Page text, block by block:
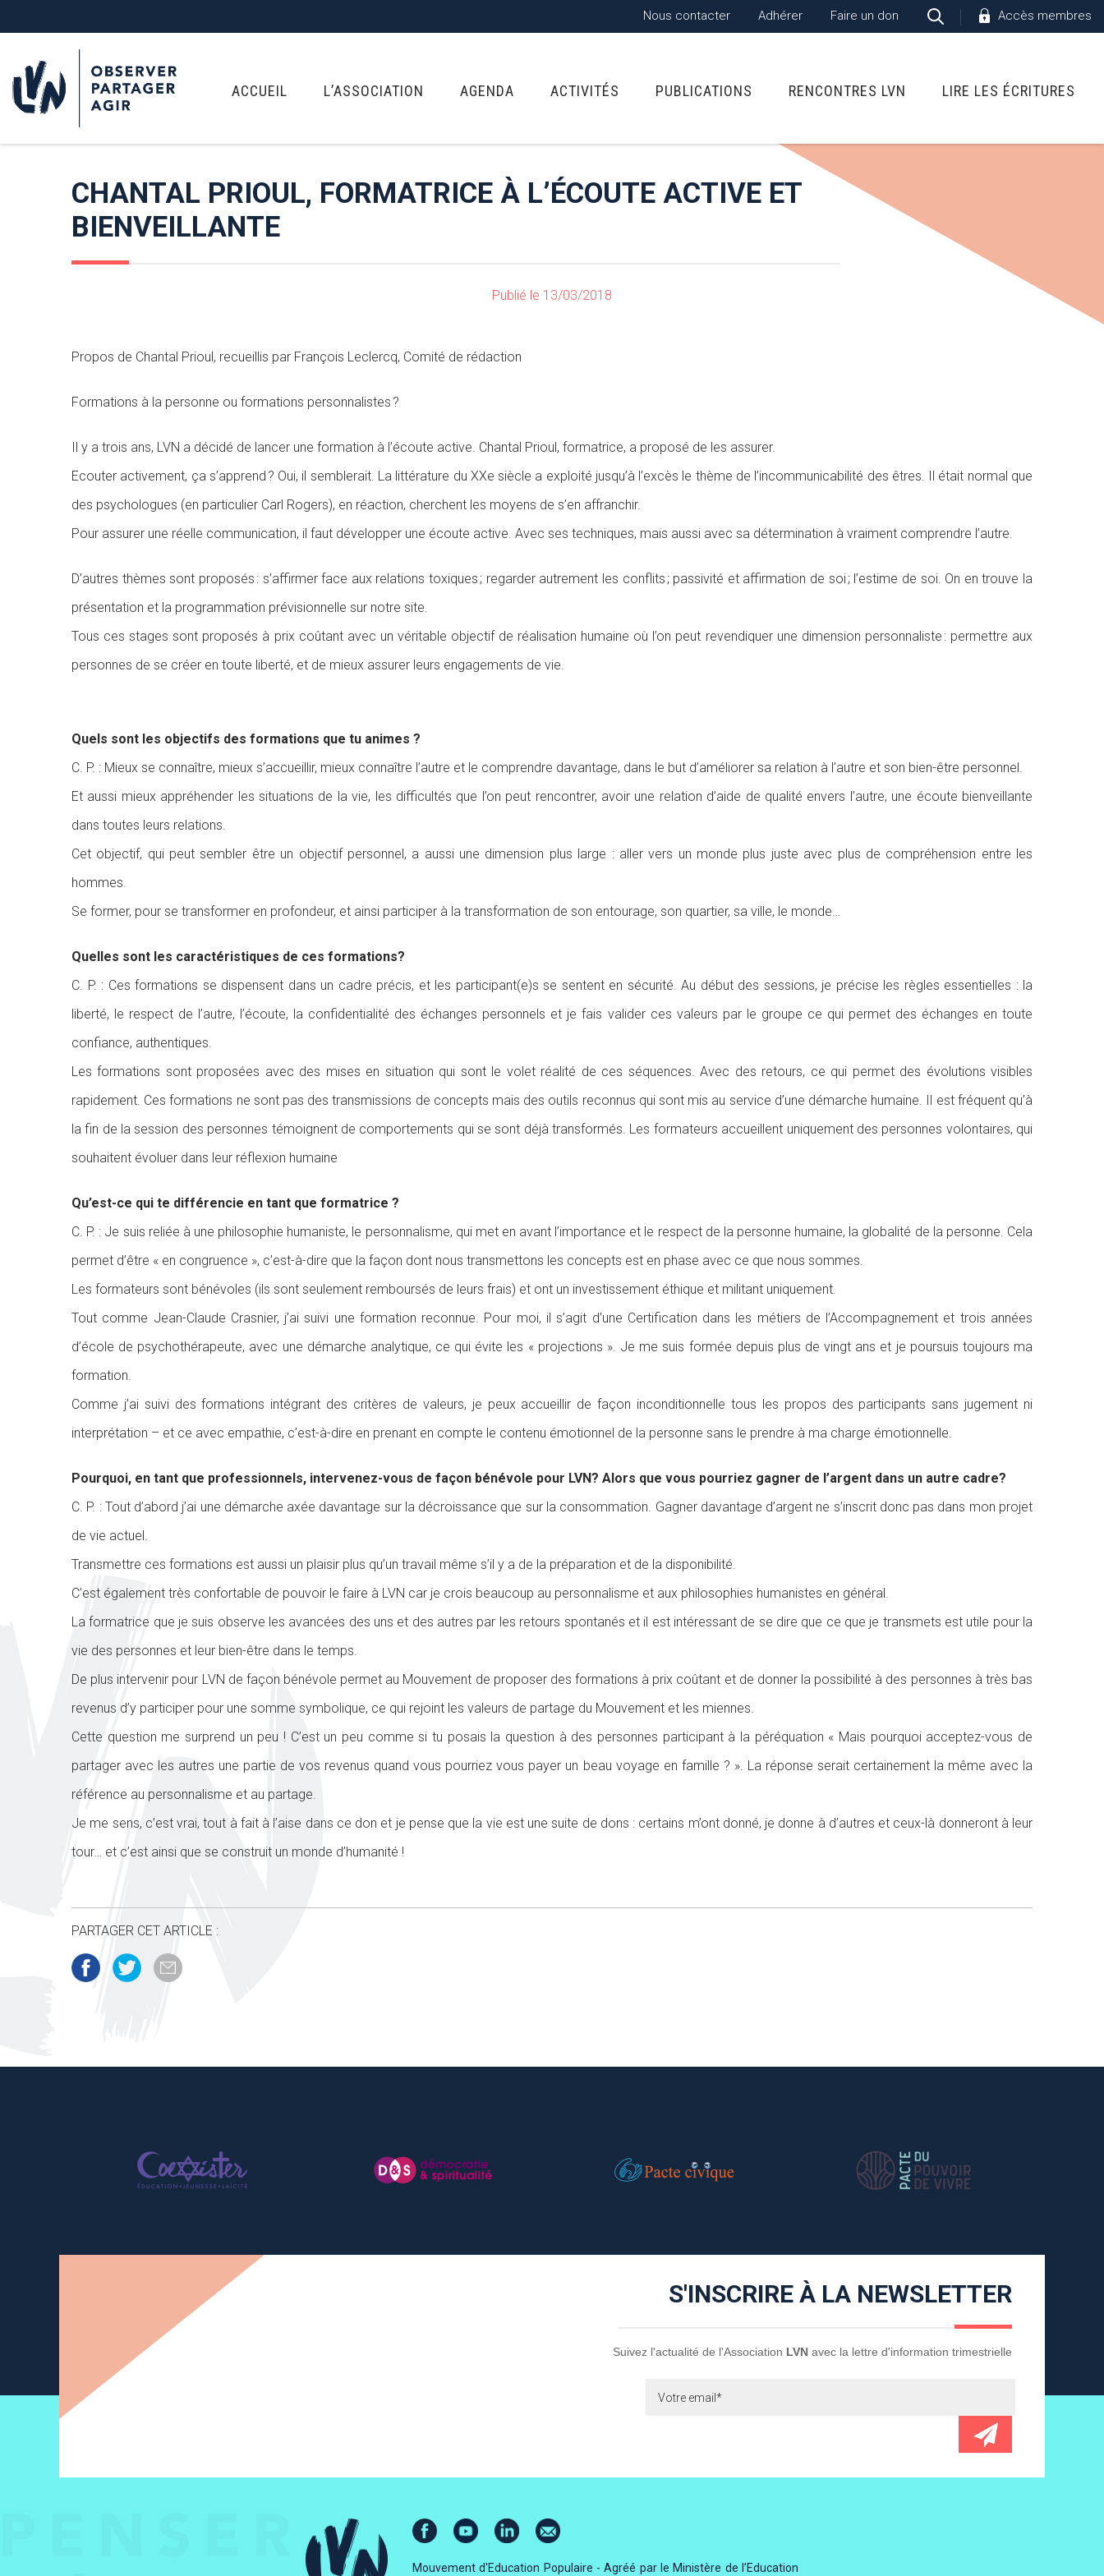
Nous contacter Adhérer Faire un don Accès membres
ACCUEIL L’ASSOCIATION AGENDA ACTIVITÉS PUBLICATIONS RENCONTRES LVN LIRE LES ÉCRITURES
CHANTAL PRIOUL, FORMATRICE À L’ÉCOUTE ACTIVE ET
BIENVEILLANTE
Publié le 13/03/2018
Propos de Chantal Prioul, recueillis par François Leclercq, Comité de rédaction
Formations à la personne ou formations personnalistes ?
Il y a trois ans, LVN a décidé de lancer une formation à l’écoute active. Chantal Prioul, formatrice, a proposé de les assurer.
Ecouter activement, ça s’apprend ? Oui, il semblerait. La littérature du XXe siècle a exploité jusqu’à l’excès le thème de l’incommunicabilité des êtres. Il était normal que
des psychologues (en particulier Carl Rogers), en réaction, cherchent les moyens de s’en affranchir.
Pour assurer une réelle communication, il faut développer une écoute active. Avec ses techniques, mais aussi avec sa détermination à vraiment comprendre l’autre.
D’autres thèmes sont proposés : s’affirmer face aux relations toxiques ; regarder autrement les conflits ; passivité et affirmation de soi ; l’estime de soi. On en trouve la
présentation et la programmation prévisionnelle sur notre site.
Tous ces stages sont proposés à prix coûtant avec un véritable objectif de réalisation humaine où l’on peut revendiquer une dimension personnaliste : permettre aux
personnes de se créer en toute liberté, et de mieux assurer leurs engagements de vie.
Quels sont les objectifs des formations que tu animes ?
C. P. : Mieux se connaître, mieux s’accueillir, mieux connaître l’autre et le comprendre davantage, dans le but d’améliorer sa relation à l’autre et son bien-être personnel.
Et aussi mieux appréhender les situations de la vie, les difficultés que l’on peut rencontrer, avoir une relation d’aide de qualité envers l’autre, une écoute bienveillante
dans toutes leurs relations.
Cet objectif, qui peut sembler être un objectif personnel, a aussi une dimension plus large : aller vers un monde plus juste avec plus de compréhension entre les
hommes.
Se former, pour se transformer en profondeur, et ainsi participer à la transformation de son entourage, son quartier, sa ville, le monde…
Quelles sont les caractéristiques de ces formations?
C. P. : Ces formations se dispensent dans un cadre précis, et les participant(e)s se sentent en sécurité. Au début des sessions, je précise les règles essentielles : la
liberté, le respect de l’autre, l’écoute, la confidentialité des échanges personnels et je fais valider ces valeurs par le groupe ce qui permet des échanges en toute
confiance, authentiques.
Les formations sont proposées avec des mises en situation qui sont le volet réalité de ces séquences. Avec des retours, ce qui permet des évolutions visibles
rapidement. Ces formations ne sont pas des transmissions de concepts mais des outils reconnus qui sont mis au service d’une démarche humaine. Il est fréquent qu’à
la fin de la session des personnes témoignent de comportements qui se sont déjà transformés. Les formateurs accueillent uniquement des personnes volontaires, qui
souhaitent évoluer dans leur réflexion humaine
Qu’est-ce qui te différencie en tant que formatrice ?
C. P. : Je suis reliée à une philosophie humaniste, le personnalisme, qui met en avant l’importance et le respect de la personne humaine, la globalité de la personne. Cela
permet d’être « en congruence », c’est-à-dire que la façon dont nous transmettons les concepts est en phase avec ce que nous sommes.
Les formateurs sont bénévoles (ils sont seulement remboursés de leurs frais) et ont un investissement éthique et militant uniquement.
Tout comme Jean-Claude Crasnier, j’ai suivi une formation reconnue. Pour moi, il s’agit d’une Certification dans les métiers de l’Accompagnement et trois années
d’école de psychothérapeute, avec une démarche analytique, ce qui évite les « projections ». Je me suis formée depuis plus de vingt ans et je poursuis toujours ma
formation.
Comme j’ai suivi des formations intégrant des critères de valeurs, je peux accueillir de façon inconditionnelle tous les propos des participants sans jugement ni
interprétation – et ce avec empathie, c’est-à-dire en prenant en compte le contenu émotionnel de la personne sans le prendre à ma charge émotionnelle.
Pourquoi, en tant que professionnels, intervenez-vous de façon bénévole pour LVN? Alors que vous pourriez gagner de l’argent dans un autre cadre?
C. P. : Tout d’abord j’ai une démarche axée davantage sur la décroissance que sur la consommation. Gagner davantage d’argent ne s’inscrit donc pas dans mon projet
de vie actuel.
Transmettre ces formations est aussi un plaisir plus qu’un travail même s’il y a de la préparation et de la disponibilité.
C’est également très confortable de pouvoir le faire à LVN car je crois beaucoup au personnalisme et aux philosophies humanistes en général.
La formatrice que je suis observe les avancées des uns et des autres par les retours spontanés et il est intéressant de se dire que ce que je transmets est utile pour la
vie des personnes et leur bien-être dans le temps.
De plus intervenir pour LVN de façon bénévole permet au Mouvement de proposer des formations à prix coûtant et de donner la possibilité à des personnes à très bas
revenus d’y participer pour une somme symbolique, ce qui rejoint les valeurs de partage du Mouvement et les miennes.
Cette question me surprend un peu ! C’est un peu comme si tu posais la question à des personnes participant à la péréquation « Mais pourquoi acceptez-vous de
partager avec les autres une partie de vos revenus quand vous pourriez vous payer un beau voyage en famille ? ». La réponse serait certainement la même avec la
référence au personnalisme et au partage.
Je me sens, c’est vrai, tout à fait à l’aise dans ce don et je pense que la vie est une suite de dons : certains m’ont donné, je donne à d’autres et ceux-là donneront à leur
tour… et c’est ainsi que se construit un monde d’humanité !
PARTAGER CET ARTICLE :
S'INSCRIRE À LA NEWSLETTER
Suivez l'actualité de l'Association LVN avec la lettre d'information trimestrielle
Mouvement d'Education Populaire - Agréé par le Ministère de l’Education